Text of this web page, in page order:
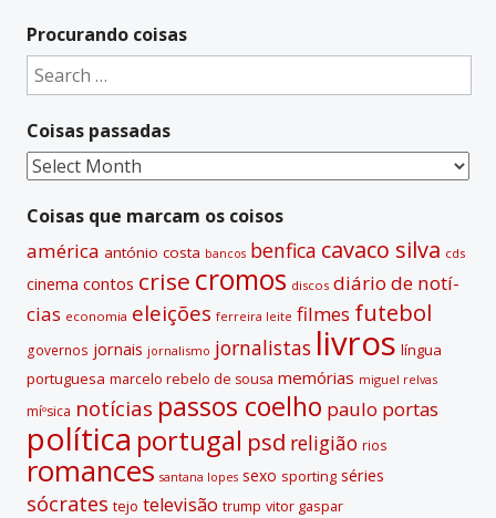
Procurando coisas
Search
for:
Coisas passadas
Coisas
Coisas que marcam os coisos
américa antónio costa bancos benfica cavaco silva cds
cinema contos crise cromos discos diário de notí­
cias economia eleições ferreira leite filmes futebol
governos jornais jornalismo jornalistas livros lí­ngua
portuguesa marcelo rebelo de sousa memórias miguel relvas
míºsica notí­cias passos coelho paulo portas
polí­tica portugal psd religião rios
romances santana lopes sexo sporting séries
sócrates tejo televisão trump vitor gaspar